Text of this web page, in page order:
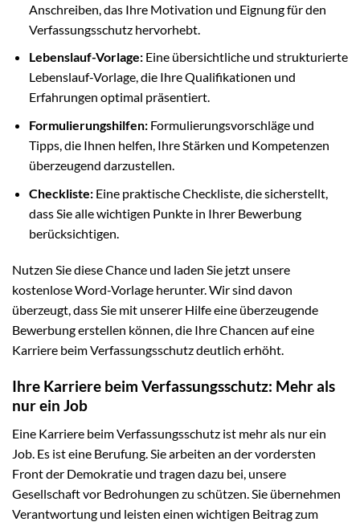
Anschreiben, das Ihre Motivation und Eignung für den
Verfassungsschutz hervorhebt.
Lebenslauf-Vorlage:Eine übersichtliche und strukturierte
Lebenslauf-Vorlage, die Ihre Qualifikationen und
Erfahrungen optimal präsentiert.
Formulierungshilfen:Formulierungsvorschläge und
Tipps, die Ihnen helfen, Ihre Stärken und Kompetenzen
überzeugend darzustellen.
Checkliste:Eine praktische Checkliste, die sicherstellt,
dass Sie alle wichtigen Punkte in Ihrer Bewerbung
berücksichtigen.
Nutzen Sie diese Chance und laden Sie jetzt unsere
kostenlose Word-Vorlage herunter. Wir sind davon
überzeugt, dass Sie mit unserer Hilfe eine überzeugende
Bewerbung erstellen können, die Ihre Chancen auf eine
Karriere beim Verfassungsschutz deutlich erhöht.
Ihre Karriere beim Verfassungsschutz: Mehr als
nur ein Job
Eine Karriere beim Verfassungsschutz ist mehr als nur ein
Job. Es ist eine Berufung. Sie arbeiten an der vordersten
Front der Demokratie und tragen dazu bei, unsere
Gesellschaft vor Bedrohungen zu schützen. Sie übernehmen
Verantwortung und leisten einen wichtigen Beitrag zum